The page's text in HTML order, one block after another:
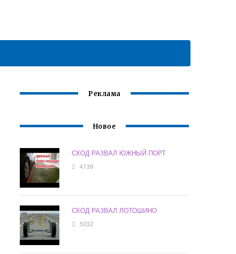
Реклама
Новое
СХОД РАЗВАЛ ЮЖНЫЙ ПОРТ
4139
СХОД РАЗВАЛ ЛОТОШИНО
5032